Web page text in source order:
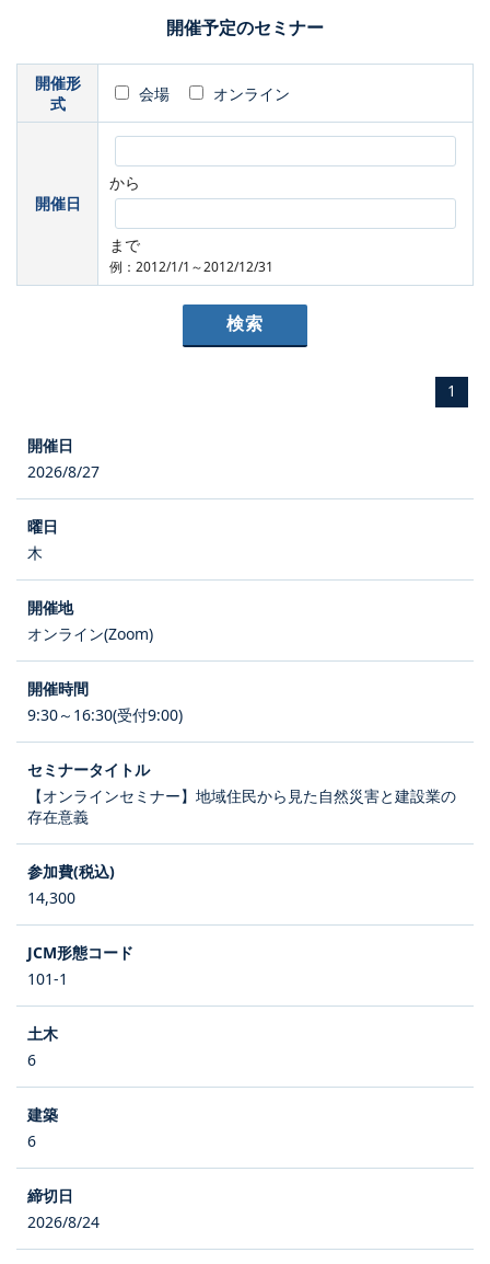
開催予定のセミナー
開催形
式
会場 オンライン
開催日
から
まで
例：2012/1/1～2012/12/31
1
2026/8/27
木
オンライン(Zoom)
9:30～16:30(受付9:00)
【オンラインセミナー】地域住民から見た自然災害と建設業の
存在意義
14,300
101-1
6
6
2026/8/24